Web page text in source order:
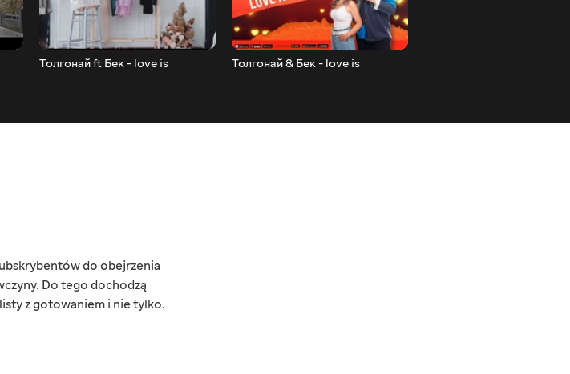
Толгонай ft Бек - love is Толгонай & Бек - love is
do obejrzenia
Do tego dochodzą
z gotowaniem i nie tylko.